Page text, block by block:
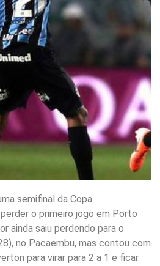
semifinal da Copa
o primeiro jogo em Porto
ainda saiu perdendo para o
no Pacaembu, mas contou com
para virar para 2 a 1 e ficar